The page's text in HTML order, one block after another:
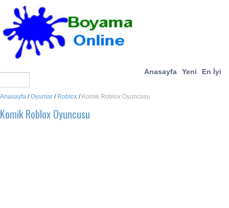
Anasayfa Yeni En İyi
Anasayfa /Oyunlar / Roblox / Komik Roblox Oyuncusu
Komik Roblox Oyuncusu